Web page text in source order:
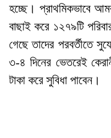
হচ্ছে। প্রাথমিকভাবে
বাছাই করে ১২৭৯টি
গেছে তাদের পরবর্তীতে
৩-৪ দিনের ভেতরেই
টাকা করে সুবিধা পাবেন।